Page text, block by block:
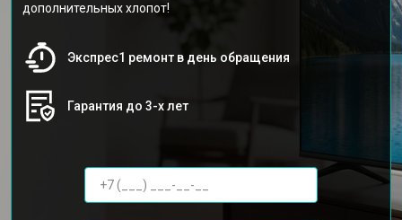
дополнительных хлопот!
Экспрес1 ремонт в день обращения
Гарантия до 3-х лет